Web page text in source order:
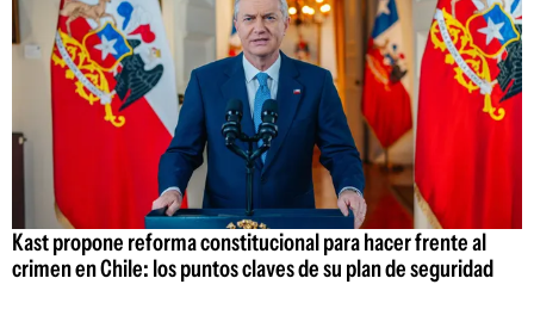
Kast propone reforma constitucional para hacer frente al
crimen en Chile: los puntos claves de su plan de seguridad